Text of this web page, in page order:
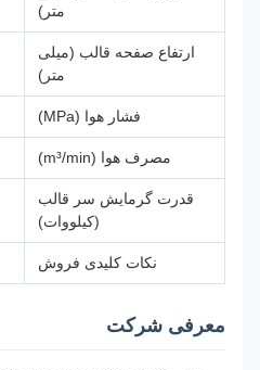
ارتفاع صفحه قالب (میلی
فشار هوا (MPa)
مصرف هوا (m³/min)
قدرت گرمایش سر قالب
(کیلووات)
نکات کلیدی فروش
معرفی شرکت